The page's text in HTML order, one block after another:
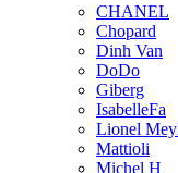
CHANEL
Chopard
Dinh Van
DoDo
Giberg
IsabelleFa
Lionel
Mattioli
Michel H